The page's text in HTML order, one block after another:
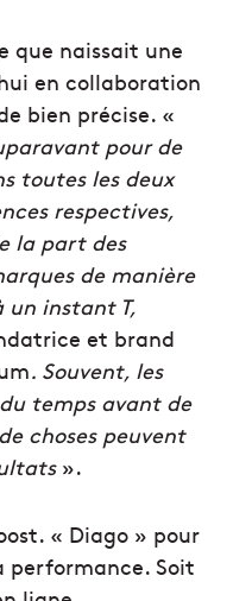
que naissait une
en collaboration
bien précise. «
pour de
toutes les deux
respectives,
la part des
de manière
un instant T,
et brand
. Souvent, les
temps avant de
choses peuvent
».
« Diago » pour
performance. Soit